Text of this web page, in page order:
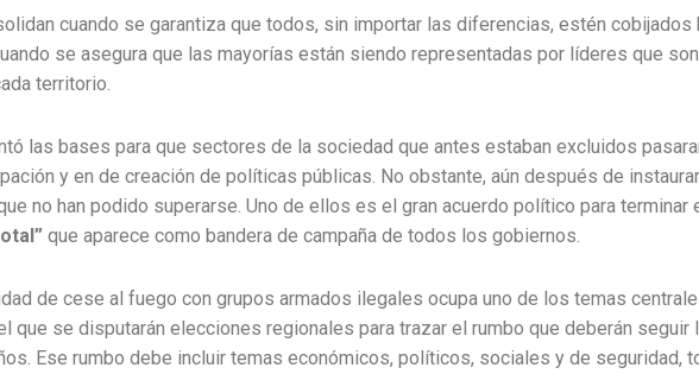
cuando se garantiza que todos, sin importar las diferencias, estén cobijados
se asegura que las mayorías están siendo representadas por líderes que
territorio.
las bases para que sectores de la sociedad que antes estaban excluidos
y en de creación de políticas públicas. No obstante, aún después de
no han podido superarse. Uno de ellos es el gran acuerdo político para terminar
que aparece como bandera de campaña de todos los gobiernos.
de cese al fuego con grupos armados ilegales ocupa uno de los temas
que se disputarán elecciones regionales para trazar el rumbo que deberán seguir
Ese rumbo debe incluir temas económicos, políticos, sociales y de seguridad,